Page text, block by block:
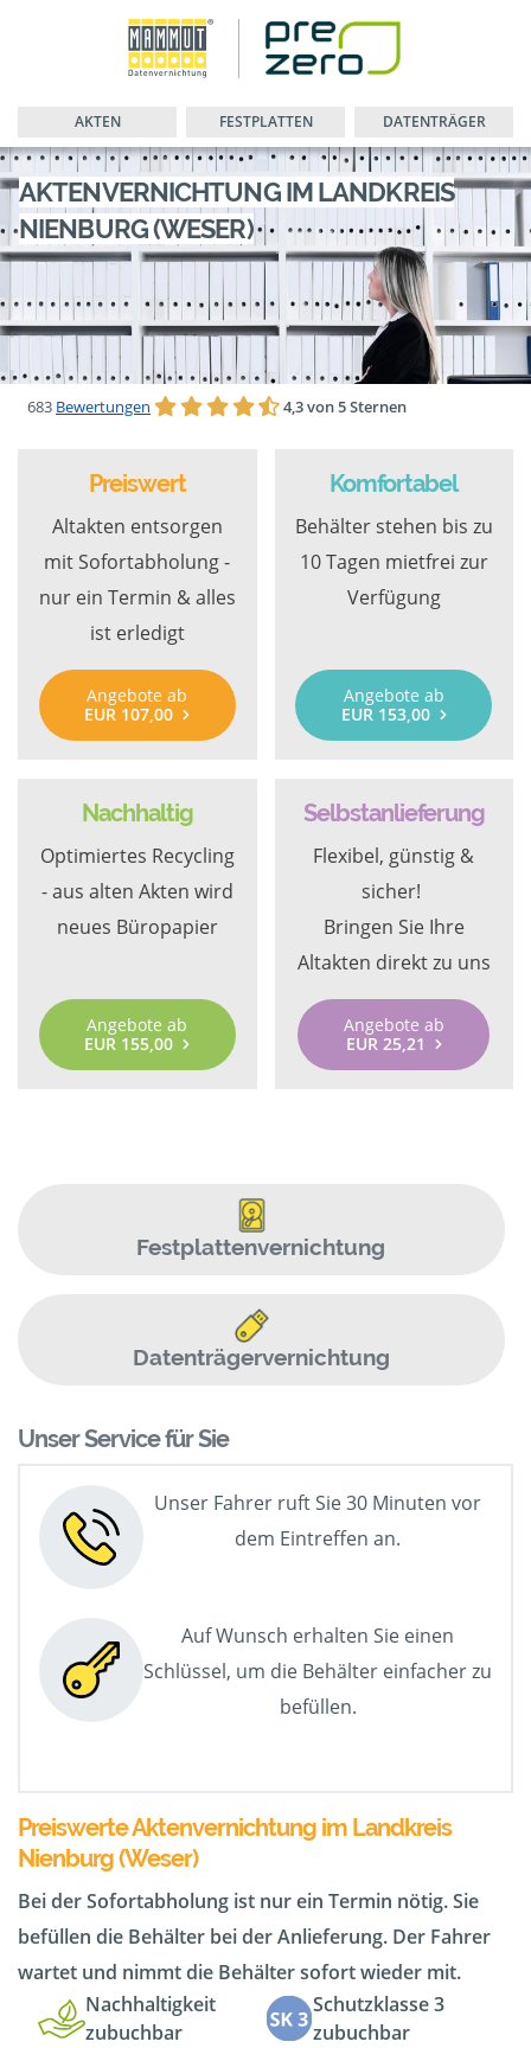
AKTEN FESTPLATTEN DATENTRÄGER
AKTENVERNICHTUNG IM LANDKREIS
NIENBURG (WESER)
683 Bewertungen 4,3 von 5 Sternen
Preiswert
Altakten entsorgen
mit Sofortabholung -
nur ein Termin & alles
ist erledigt
Angebote ab
EUR 107,00
Komfortabel
Behälter stehen bis zu
10 Tagen mietfrei zur
Verfügung
Angebote ab
EUR 153,00
Nachhaltig
Optimiertes Recycling
- aus alten Akten wird
neues Büropapier
Angebote ab
EUR 155,00
Selbstanlieferung
Flexibel, günstig &
sicher!
Bringen Sie Ihre
Altakten direkt zu uns
Angebote ab
EUR 25,21
Festplattenvernichtung
Datenträgervernichtung
Unser Service für Sie
Unser Fahrer ruft Sie 30 Minuten vor
dem Eintreffen an.
Auf Wunsch erhalten Sie einen
Schlüssel, um die Behälter einfacher zu
befüllen.
Preiswerte Aktenvernichtung im Landkreis
Nienburg (Weser)
Bei der Sofortabholung ist nur ein Termin nötig. Sie
befüllen die Behälter bei der Anlieferung. Der Fahrer
wartet und nimmt die Behälter sofort wieder mit.
Nachhaltigkeit
zubuchbar
Schutzklasse 3
zubuchbar